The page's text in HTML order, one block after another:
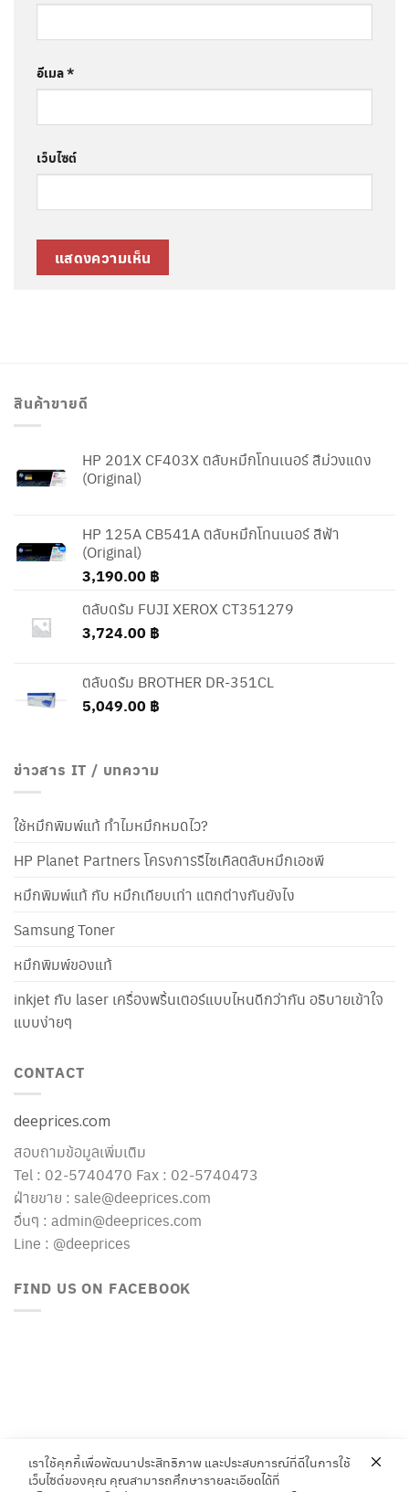
อีเมล*
เว็บไซต์
สินค้าขายดี
HP 201X CF403X ตลับหมึกโทนเนอร์ สีม่วงแดง
(Original)
HP 125A CB541A ตลับหมึกโทนเนอร์ สีฟ้า
(Original)
3,190.00 ฿
ตลับดรัม FUJI XEROX CT351279
3,724.00 ฿
ตลับดรัม BROTHER DR-351CL
5,049.00 ฿
ข่าวสาร IT / บทความ
ใช้หมึกพิมพ์แท้ ทำไมหมึกหมดไว?
HP Planet Partners โครงการรีไซเคิลตลับหมึกเอชพี
หมึกพิมพ์แท้ กับ หมึกเทียบเท่า แตกต่างกันยังไง
Samsung Toner
หมึกพิมพ์ของแท้
inkjet กับ laser เครื่องพริ้นเตอร์แบบไหนดีกว่ากัน อธิบายเข้าใจ
แบบง่ายๆ
CONTACT
deeprices.com
สอบถามข้อมูลเพิ่มเติม
Tel : 02-5740470 Fax : 02-5740473
ฝ่ายขาย : sale@deeprices.com
อื่นๆ : admin@deeprices.com
Line : @deeprices
FIND US ON FACEBOOK
เราใช้คุกกี้เพื่อพัฒนาประสิทธิภาพ และประสบการณ์ที่ดีในการใช้
เว็บไซต์ของคุณ คุณสามารถศึกษารายละเอียดได้ที่